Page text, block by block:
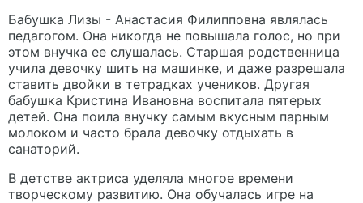
Бабушка Лизы - Анастасия Филипповна являлась
педагогом. Она никогда не повышала голос, но при
этом внучка ее слушалась. Старшая родственница
учила девочку шить на машинке, и даже разрешала
ставить двойки в тетрадках учеников. Другая
бабушка Кристина Ивановна воспитала пятерых
детей. Она поила внучку самым вкусным парным
молоком и часто брала девочку отдыхать в
санаторий.
В детстве актриса уделяла многое времени
творческому развитию. Она обучалась игре на